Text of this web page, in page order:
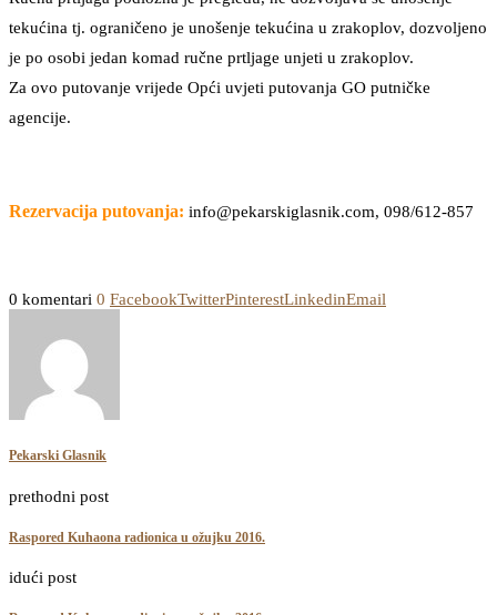
tekućina tj. ograničeno je unošenje tekućina u zrakoplov, dozvoljeno
je po osobi jedan komad ručne prtljage unjeti u zrakoplov.
Za ovo putovanje vrijede Opći uvjeti putovanja GO putničke
agencije.
Rezervacija putovanja: info@pekarskiglasnik.com, 098/612-857
0 komentari 0 FacebookTwitterPinterestLinkedinEmail
Pekarski Glasnik
prethodni post
Raspored Kuhaona radionica u ožujku 2016.
idući post